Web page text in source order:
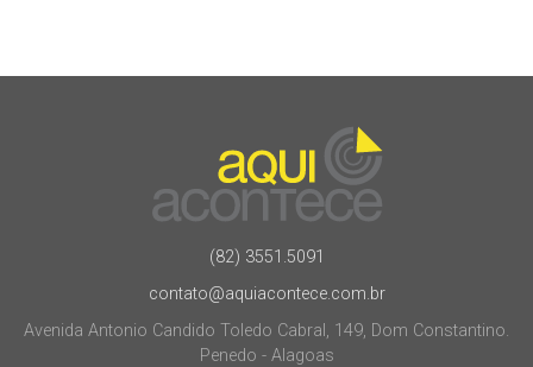
(82) 3551.5091
contato@aquiacontece.com.br
Avenida Antonio Candido Toledo Cabral, 149, Dom Constantino.
Penedo - Alagoas